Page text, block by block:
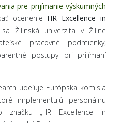
pre prijímanie výskumných
ocenenie HR Excellence in
Žilinská univerzita v Žiline
pracovné podmienky,
postupy pri prijímaní
udeľuje Európska komisia
implementujú personálnu
značku „HR Excellence in